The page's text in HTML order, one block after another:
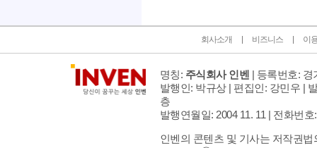
회사소개 비즈니스 이
명칭: 주식회사 인벤 | 등록번호: 경
발행인: 박규상 | 편집인: 강민우 |
층
발행연월일: 2004 11. 11 | 전화번호
인벤의 콘텐츠 및 기사는 저작권